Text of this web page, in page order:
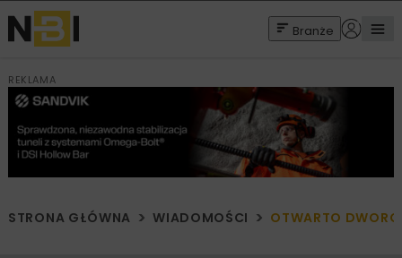
Branże
REKLAMA
STRONA GŁÓWNA WIADOMOŚCI OTWARTO